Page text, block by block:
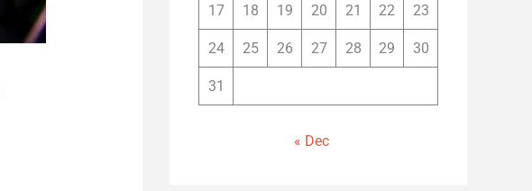
17 18 19 20 21 22 23
24 25 26 27 28 29 30
31
« Dec